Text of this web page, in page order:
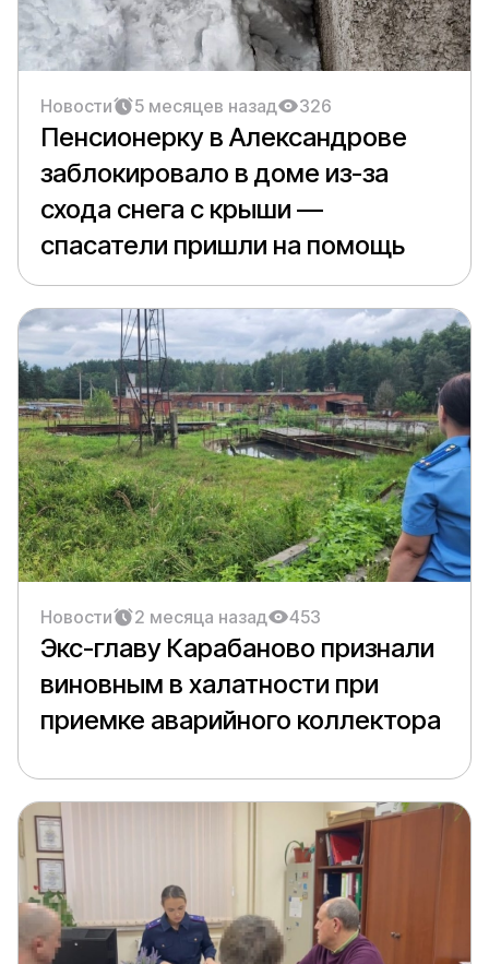
Новости 5 месяцев назад 326
Пенсионерку в Александрове
заблокировало в доме из-за
схода снега с крыши —
спасатели пришли на помощь
Новости 2 месяца назад 453
Экс-главу Карабаново признали
виновным в халатности при
приемке аварийного коллектора